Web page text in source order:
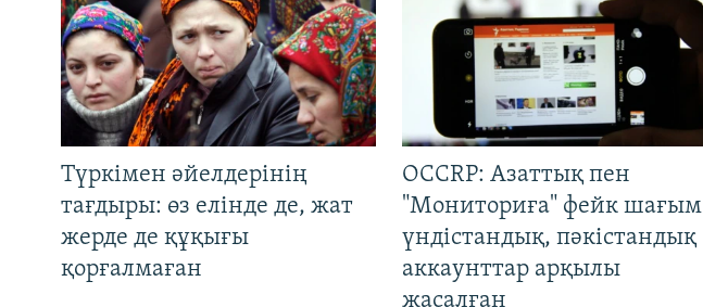
Түркімен әйелдерінің
тағдыры: өз елінде де, жат
жерде де құқығы
қорғалмаған
OCCRP: Азаттық пен
"Мониториға" фейк шағым
үндістандық, пәкістандық
аккаунттар арқылы
жасалған